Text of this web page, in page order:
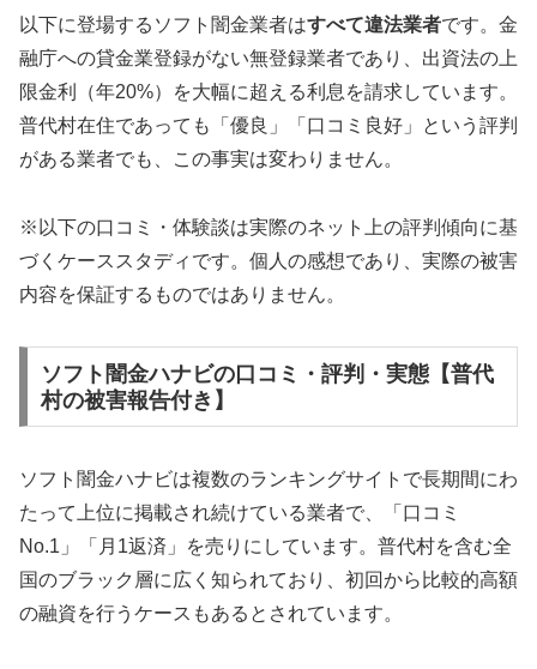
以下に登場するソフト闇金業者はすべて違法業者です。金
融庁への貸金業登録がない無登録業者であり、出資法の上
限金利（年20%）を大幅に超える利息を請求しています。
普代村在住であっても「優良」「口コミ良好」という評判
がある業者でも、この事実は変わりません。
※以下の口コミ・体験談は実際のネット上の評判傾向に基
づくケーススタディです。個人の感想であり、実際の被害
内容を保証するものではありません。
ソフト闇金ハナビの口コミ・評判・実態【普代
村の被害報告付き】
ソフト闇金ハナビは複数のランキングサイトで長期間にわ
たって上位に掲載され続けている業者で、「口コミ
No.1」「月1返済」を売りにしています。普代村を含む全
国のブラック層に広く知られており、初回から比較的高額
の融資を行うケースもあるとされています。